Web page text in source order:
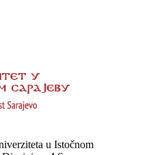
u Istočnom